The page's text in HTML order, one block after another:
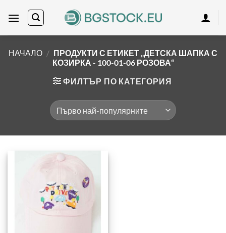
НАЧАЛО / ПРОДУКТИ С ЕТИКЕТ „ДЕТСКА ШАПКА С
КОЗИРКА - 100-01-06 РОЗОВА“
ФИЛТЪР ПО КАТЕГОРИЯ